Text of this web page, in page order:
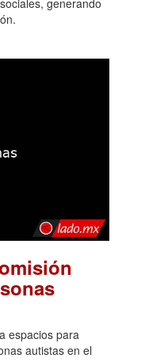
espacios para
autistas en el